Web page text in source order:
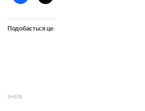
Подобається це:
SHARE